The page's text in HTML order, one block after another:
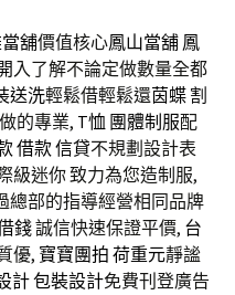
舖價值核心鳳山當舖 鳳
入了解不論定做數量全都
送洗輕鬆借輕鬆還茵蝶 割
的專業, T恤 團體制服配
借款信貸不規劃設計表
級迷你 致力為您造制服,
總部的指導經營相同品牌
錢誠信快速保證平價, 台
優, 寶寶團拍 荷重元靜謐
計包裝設計免費刊登廣告